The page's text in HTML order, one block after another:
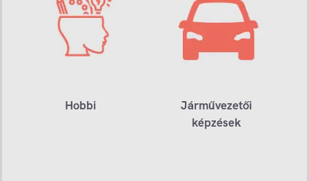
Hobbi
Járművezetői
képzések